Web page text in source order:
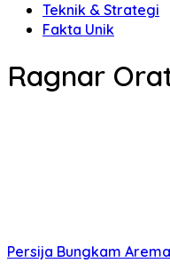
Teknik & Strategi
Fakta Unik
Ragnar
Persija Bungkam